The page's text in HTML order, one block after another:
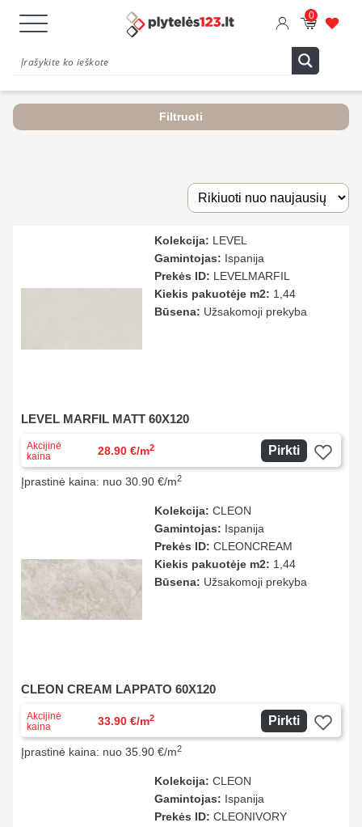
0
Filtruoti
Kolekcija: LEVEL
Gamintojas: Ispanija
Prekės ID: LEVELMARFIL
Kiekis pakuotėje m2: 1,44
Būsena: Užsakomoji prekyba
LEVEL MARFIL MATT 60X120
Akcijinė
kaina
28.90 €/m2 Pirkti
Įprastinė kaina: nuo 30.90 €/m2
Kolekcija: CLEON
Gamintojas: Ispanija
Prekės ID: CLEONCREAM
Kiekis pakuotėje m2: 1,44
Būsena: Užsakomoji prekyba
CLEON CREAM LAPPATO 60X120
Akcijinė
kaina
33.90 €/m2 Pirkti
Įprastinė kaina: nuo 35.90 €/m2
Kolekcija: CLEON
Gamintojas: Ispanija
Prekės ID: CLEONIVORY